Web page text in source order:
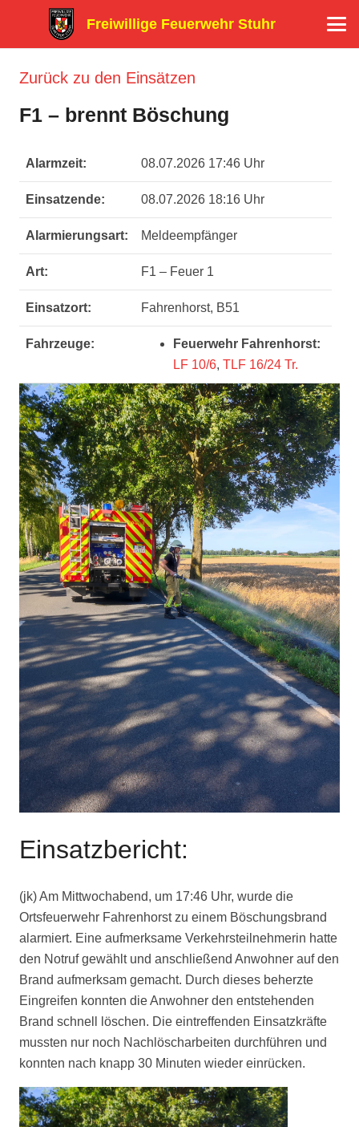
Freiwillige Feuerwehr Stuhr
Zurück zu den Einsätzen
F1 – brennt Böschung
Alarmzeit: 08.07.2026 17:46 Uhr
Einsatzende: 08.07.2026 18:16 Uhr
Alarmierungsart: Meldeempfänger
Art: F1 – Feuer 1
Einsatzort: Fahrenhorst, B51
Fahrzeuge:
Feuerwehr Fahrenhorst:
LF 10/6, TLF 16/24 Tr.
Einsatzbericht:
(jk) Am Mittwochabend, um 17:46 Uhr, wurde die
Ortsfeuerwehr Fahrenhorst zu einem Böschungsbrand
alarmiert. Eine aufmerksame Verkehrsteilnehmerin hatte
den Notruf gewählt und anschließend Anwohner auf den
Brand aufmerksam gemacht. Durch dieses beherzte
Eingreifen konnten die Anwohner den entstehenden
Brand schnell löschen. Die eintreffenden Einsatzkräfte
mussten nur noch Nachlöscharbeiten durchführen und
konnten nach knapp 30 Minuten wieder einrücken.